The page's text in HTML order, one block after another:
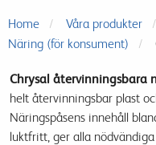
Home Våra produkter
Näring (för konsument)
Chrysal återvinningsbara
helt återvinningsbar plast
Näringspåsens innehåll
luktfritt, ger alla